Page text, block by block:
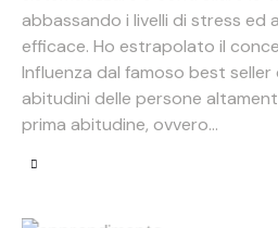
abbassando i livelli di stress ed
efficace. Ho estrapolato il
Influenza dal famoso best seller
abitudini delle persone
prima abitudine, ovvero…